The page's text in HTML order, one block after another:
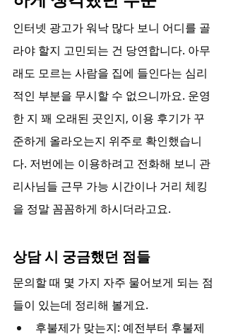
인터넷 광고가 워낙 많다 보니 어디를 골
라야 할지 고민되는 건 당연합니다. 아무
래도 모르는 사람을 집에 들인다는 심리
적인 부분을 무시할 수 없으니까요. 운영
한 지 꽤 오래된 곳인지, 이용 후기가 꾸
준하게 올라오는지 위주로 확인했습니
다. 저번에는 이용하려고 전화해 보니 관
리사님들 근무 가능 시간이나 거리 체킹
을 정말 꼼꼼하게 하시더라고요.
상담 시 궁금했던 점들
문의할 때 몇 가지 자주 물어보게 되는 점
들이 있는데 정리해 볼게요.
후불제가 맞는지: 예전부터 후불제